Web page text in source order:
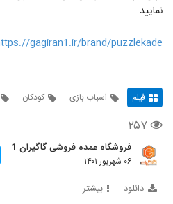
نمایید
gagiran1.ir/brand/puzzlekade
فیلم اسباب بازی کودکان
۲۵۷
فروشگاه عمده فروشی گاگیران 1
۰۶ شهریور ۱۴۰۱
دانلود بیشتر